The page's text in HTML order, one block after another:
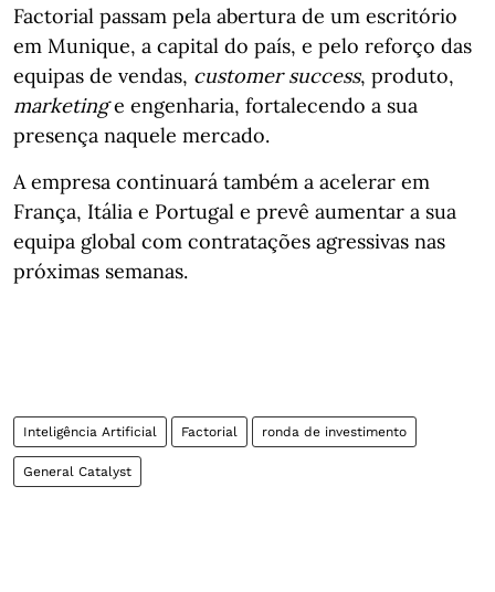
Factorial passam pela abertura de um escritório
em Munique, a capital do país, e pelo reforço das
equipas de vendas, customer success, produto,
marketinge engenharia, fortalecendo a sua
presença naquele mercado.
A empresa continuará também a acelerar em
França, Itália e Portugal e prevê aumentar a sua
equipa global com contratações agressivas nas
próximas semanas.
Inteligência Artificial Factorial ronda de investimento
General Catalyst